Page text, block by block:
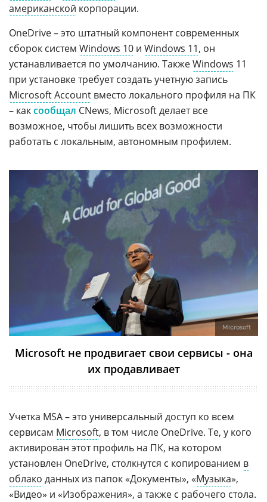
американской корпорации.
OneDrive – это штатный компонент современных
сборок систем Windows 10 и Windows 11, он
устанавливается по умолчанию. ТакжеWindows 11
при установке требует создать учетную запись
Microsoft Account вместо локального профиля на ПК
– каксообщал CNews, Microsoft делает все
возможное, чтобы лишить всех возможности
работать с локальным, автономным профилем.
Microsoft
Microsoft не продвигает свои сервисы - она
их продавливает
Учетка MSA – это универсальный доступ ко всем
сервисам Microsoft, в том числе OneDrive. Те, у кого
активирован этот профиль на ПК, на котором
установлен OneDrive, столкнутся с копированием в
облако данных из папок «Документы», «Музыка»,
«Видео» и «Изображения», а также с рабочего стола.